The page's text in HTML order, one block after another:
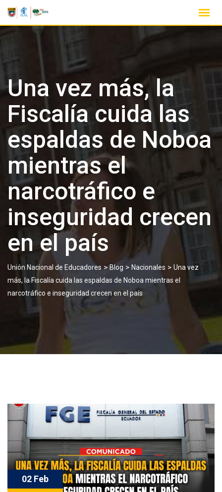
Una vez más, la
Fiscalía cuida las
espaldas de Noboa
mientras el
narcotráfico e
inseguridad crecen
en el país
Unión Nacional de Educadores>Blog > Nacionales > Una vez
más, la Fiscalía cuida las espaldas de Noboa mientras el
narcotráfico e inseguridad crecen en el país
02 Feb